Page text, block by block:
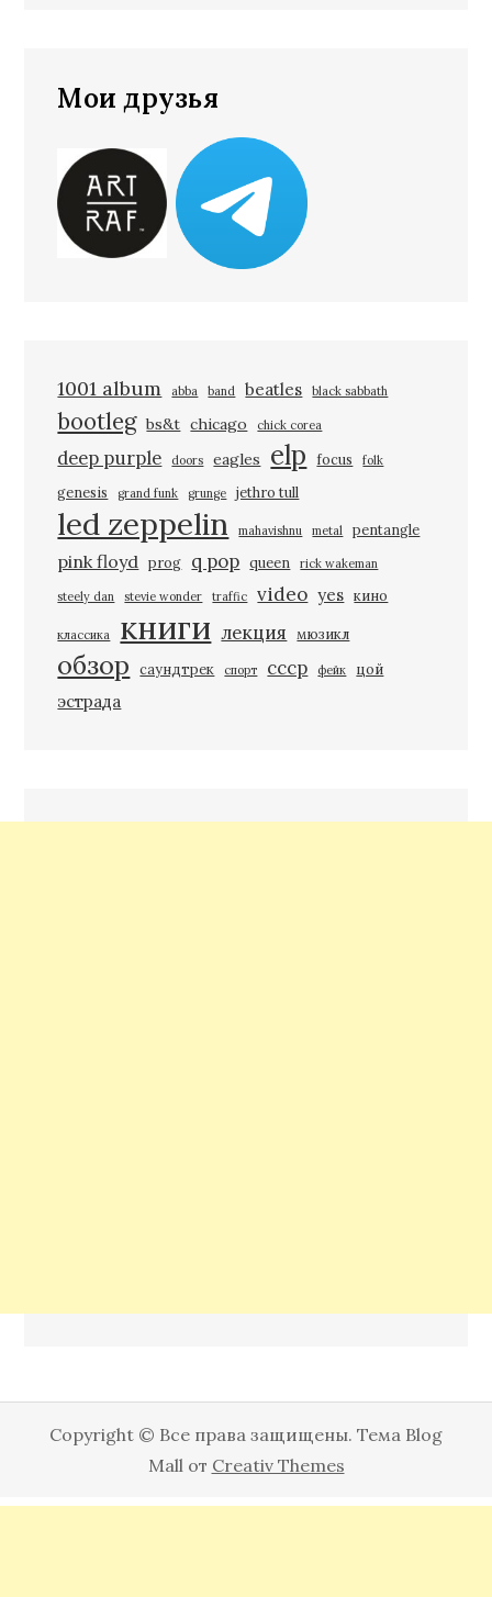
Мои друзья
1001 album abba band beatles black sabbath
bootleg bs&t chicago chick corea
deep purple doors eagles elp focus folk
genesis grand funk grunge jethro tull
led zeppelin mahavishnu metal pentangle
pink floyd prog q pop queen rick wakeman
steely dan stevie wonder traffic video yes кино
классика книги лекция мюзикл
обзор саундтрек спорт ссср фейк цой
эстрада
Copyright © Все права защищены. Тема Blog
Mall от Creativ Themes